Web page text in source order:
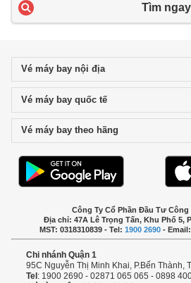
Tìm ngay
Vé máy bay nội địaclick to expand
Vé máy bay quốc tếclick to expand
Vé máy bay theo hãng
Công Ty Cổ Phần Đầu Tư Công
Địa chỉ: 47A Lê Trọng Tấn, Khu Phố 5,
MST: 0318310839 - Tel: 1900 2690- Email:
Chi nhánh Quận 1
95C Nguyễn Thị Minh Khai, P.Bến Thành,
Tel : 1900 2690 - 02871 065 065 - 0898